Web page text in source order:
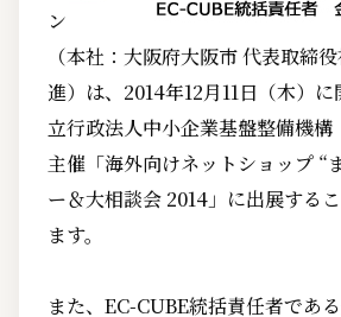
ン
（本社：大阪府大阪市 代表取締
進）は、2014年12月11日（木）
立行政法人中小企業基盤整備機構
主催「海外向けネットショップ “
ー＆大相談会 2014」に出展する
ます。
また、EC-CUBE統括責任者であ